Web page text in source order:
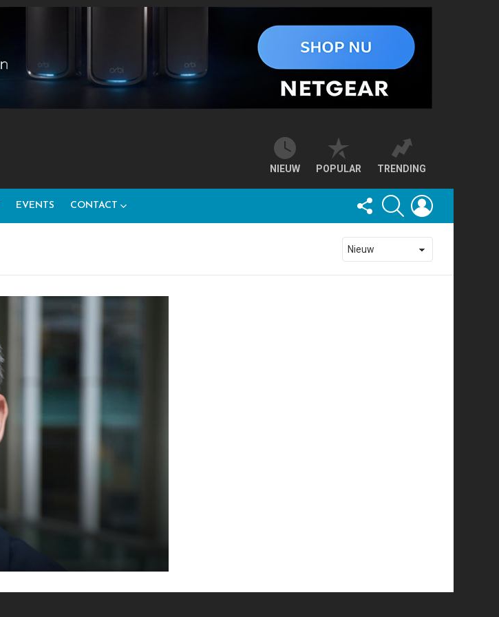
NIEUW POPULAR TRENDING
EVENTS CONTACT
FOLLOW
US
SEARCH